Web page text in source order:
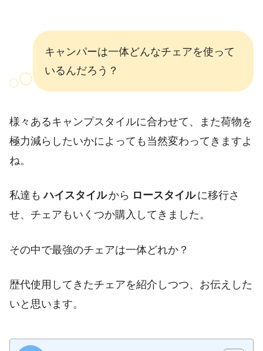
キャンパーは一体どんなチェアを使って
いるんだろう？
様々あるキャンプスタイルに合わせて、また荷物を
極力減らしたいかによっても当然変わってきますよ
ね。
私達も ハイスタイル から ロースタイル に移行さ
せ、チェアもいくつか購入してきました。
その中で最強のチェアは一体どれか？
歴代使用してきたチェアを紹介しつつ、お伝えした
いと思います。